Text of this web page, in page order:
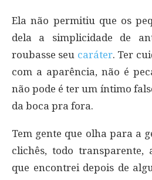
Ela não permitiu que os
dela a simplicidade de
roubasse seu caráter. Ter
com a aparência, não é
não pode é ter um íntimo
da boca pra fora.
Tem gente que olha para a
clichês, todo transparente,
que encontrei depois de